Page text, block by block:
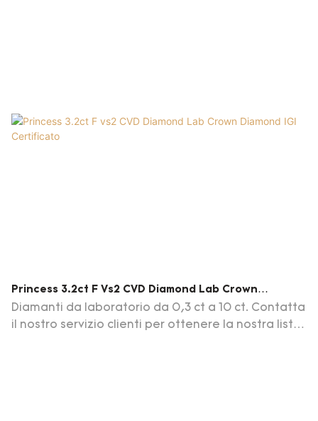
Princess 3.2ct F Vs2 CVD Diamond Lab Crown
Diamond IGI Certificato
Diamanti da laboratorio da 0,3 ct a 10 ct. Contatta
il nostro servizio clienti per ottenere la nostra lista